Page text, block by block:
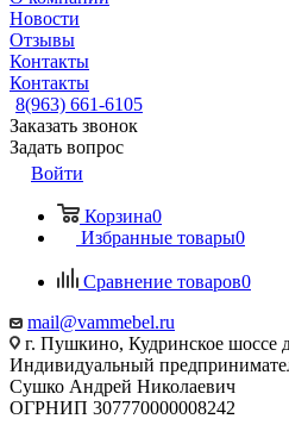
Новости
Отзывы
Контакты
Контакты
8(963) 661-6105
Заказать звонок
Задать вопрос
Войти
Корзина0
Избранные товары0
Сравнение товаров0
mail@vammebel.ru
г. Пушкино, Кудринское шоссе
Индивидуальный
Сушко Андрей Николаевич
ОГРНИП 307770000008242